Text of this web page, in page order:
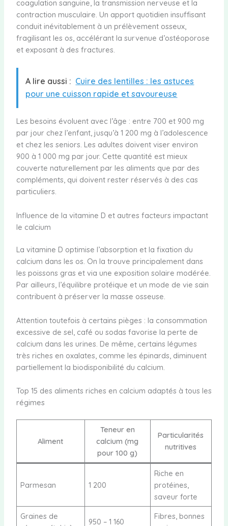
coagulation sanguine, la transmission nerveuse et la
contraction musculaire. Un apport quotidien insuffisant
conduit inévitablement à un prélèvement osseux,
fragilisant les os, accélérant la survenue d’ostéoporose
et exposant à des fractures.
A lire aussi : Cuire des lentilles : les astuces
pour une cuisson rapide et savoureuse
Les besoins évoluent avec l’âge : entre 700 et 900 mg
par jour chez l’enfant, jusqu’à 1 200 mg à l’adolescence
et chez les seniors. Les adultes doivent viser environ
900 à 1 000 mg par jour. Cette quantité est mieux
couverte naturellement par les aliments que par des
compléments, qui doivent rester réservés à des cas
particuliers.
Influence de la vitamine D et autres facteurs impactant
le calcium
La vitamine D optimise l’absorption et la fixation du
calcium dans les os. On la trouve principalement dans
les poissons gras et via une exposition solaire modérée.
Par ailleurs, l’équilibre protéique et un mode de vie sain
contribuent à préserver la masse osseuse.
Attention toutefois à certains pièges : la consommation
excessive de sel, café ou sodas favorise la perte de
calcium dans les urines. De même, certains légumes
très riches en oxalates, comme les épinards, diminuent
partiellement la biodisponibilité du calcium.
Top 15 des aliments riches en calcium adaptés à tous les
régimes
Aliment
Teneur en
calcium (mg
pour 100 g)
Particularités
nutritives
Parmesan 1 200
Riche en
protéines,
saveur forte
Graines de
950 – 1 160
Fibres, bonnes